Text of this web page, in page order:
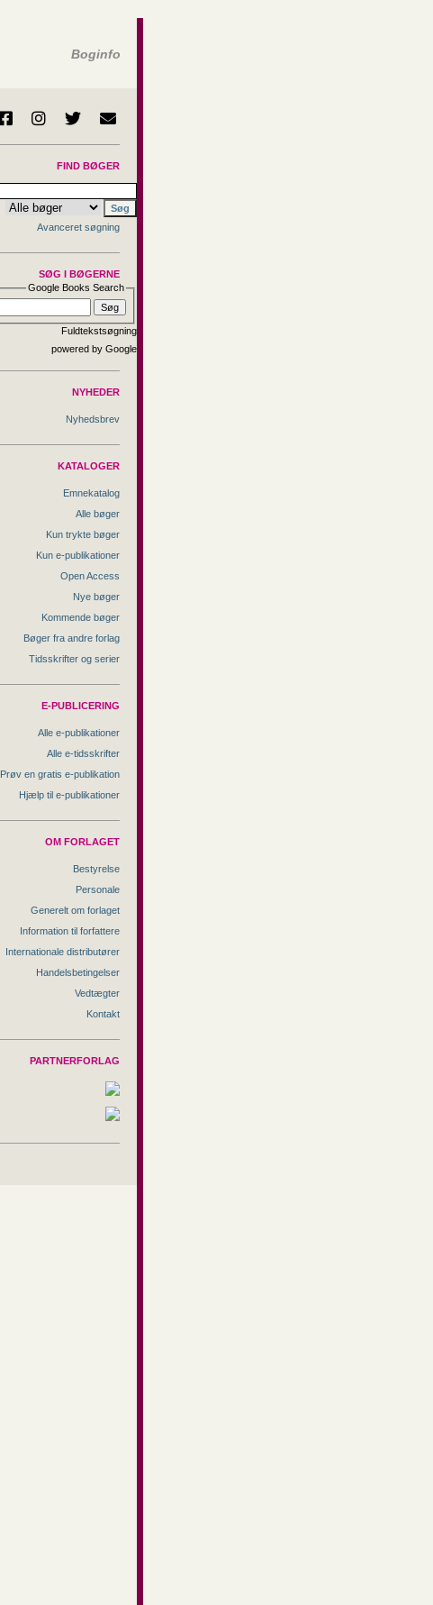
Boginfo
FIND BØGER
Avanceret søgning
SØG I BØGERNE
Google Books Search
Fuldtekstsøgning
NYHEDER
Nyhedsbrev
KATALOGER
Emnekatalog
Alle bøger
Kun trykte bøger
Kun e-publikationer
Open Access
Nye bøger
Kommende bøger
Bøger fra andre forlag
Tidsskrifter og serier
E-PUBLICERING
Alle e-publikationer
Alle e-tidsskrifter
Prøv en gratis e-publikation
Hjælp til e-publikationer
OM FORLAGET
Bestyrelse
Personale
Generelt om forlaget
Information til forfattere
Internationale distributører
Handelsbetingelser
Vedtægter
Kontakt
PARTNERFORLAG